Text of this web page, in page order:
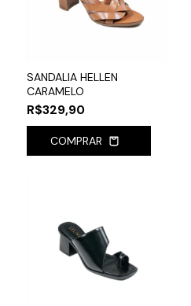
SANDALIA HELLEN
CARAMELO
R$329,90
COMPRAR